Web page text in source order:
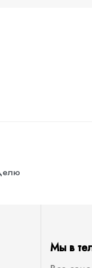
Мы в